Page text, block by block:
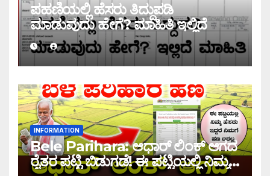
ಪಹಣಿಯಲ್ಲಿ ಹೆಸರು ತಿದ್ದುಪಡಿ
ಮಾಡುವುದು ಹೇಗೆ? ಮಾಹಿತಿ ಇಲ್ಲಿದೆ
INFORMATION
Bele Parihara: ಆಧಾರ್ ಲಿಂಕ್ ಆಗದ
ರೈತರ ಪಟ್ಟಿ ಬಿಡುಗಡೆ! ಈ ಪಟ್ಟಿಯಲ್ಲಿ ನಿಮ್ಮ